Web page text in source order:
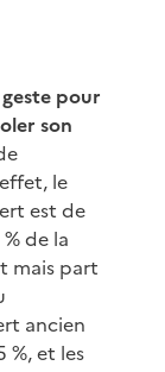
pour
son
le
est de
de la
mais part
ancien
%, et les